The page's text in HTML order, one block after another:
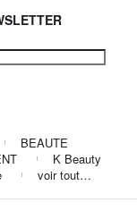
BEAUTE
K Beauty
voir tout…